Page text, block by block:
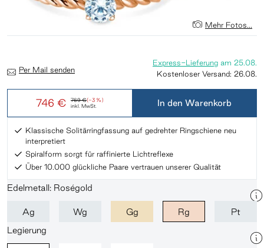
Mehr Fotos...
769 €(-3 %)
746 € inkl. MwSt.
Express-Lieferung am 25.08.
Kostenloser Versand: 26.08.
Per Mail senden
In den Warenkorb
Klassische Solitärringfassung auf gedrehter Ringschiene neu
interpretiert
Spiralform sorgt für raffinierte Lichtreflexe
Über 10.000 glückliche Paare vertrauen unserer Qualität
Edelmetall: Roségold
Ag Wg Gg Rg
Pt
Legierung